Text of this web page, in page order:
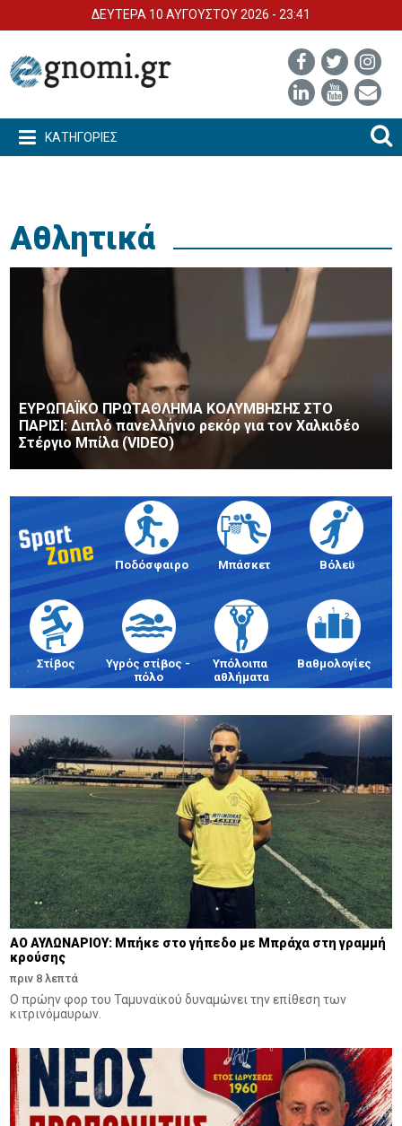
ΔΕΥΤΕΡΑ 10 ΑΥΓΟΥΣΤΟΥ 2026 - 23:41
ΚΑΤΗΓΟΡΙΕΣ
Αθλητικά
ΕΥΡΩΠΑΪΚΟ ΠΡΩΤΑΘΛΗΜΑ ΚΟΛΥΜΒΗΣΗΣ ΣΤΟ
ΠΑΡΙΣΙ: Διπλό πανελλήνιο ρεκόρ για τον Χαλκιδέο
Στέργιο Μπίλα (VIDEO)
Ποδόσφαιρο Μπάσκετ Βόλεϋ
Στίβος
Υγρός στίβος -
πόλο
Υπόλοιπα
αθλήματα
Βαθμολογίες
ΑΟ ΑΥΛΩΝΑΡΙΟΥ: Μπήκε στο γήπεδο με Μπράχα στη γραμμή
κρούσης
πριν 8 λεπτά
Ο πρώην φορ του Ταμυναϊκού δυναμώνει την επίθεση των
κιτρινόμαυρων.